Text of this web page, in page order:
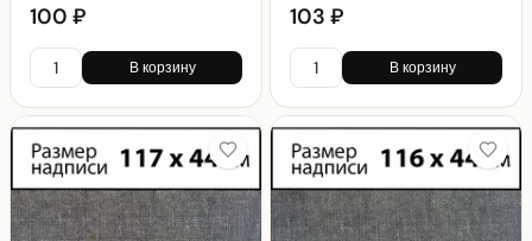
100 ₽
В корзину
103 ₽
В корзину